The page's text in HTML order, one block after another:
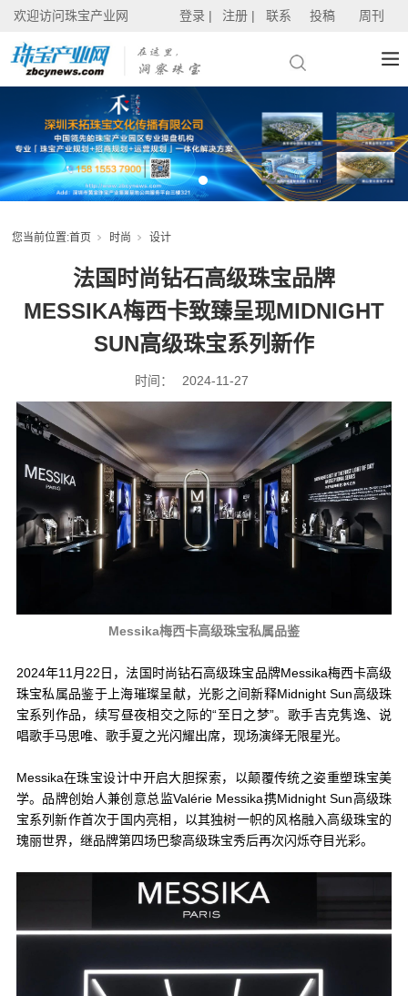
欢迎访问珠宝产业网 登录 | 注册 | 联系 投稿 周刊
您当前位置:首页 时尚 设计
法国时尚钻石高级珠宝品牌
MESSIKA梅西卡致臻呈现MIDNIGHT
SUN高级珠宝系列新作
时间： 2024-11-27
Messika梅西卡高级珠宝私属品鉴
2024年11月22日，法国时尚钻石高级珠宝品牌Messika梅西卡高级
珠宝私属品鉴于上海璀璨呈献，光影之间新释Midnight Sun高级珠
宝系列作品，续写昼夜相交之际的“至日之梦”。歌手吉克隽逸、说
唱歌手马思唯、歌手夏之光闪耀出席，现场演绎无限星光。
Messika在珠宝设计中开启大胆探索，以颠覆传统之姿重塑珠宝美
学。品牌创始人兼创意总监Valérie Messika携Midnight Sun高级珠
宝系列新作首次于国内亮相，以其独树一帜的风格融入高级珠宝的
瑰丽世界，继品牌第四场巴黎高级珠宝秀后再次闪烁夺目光彩。